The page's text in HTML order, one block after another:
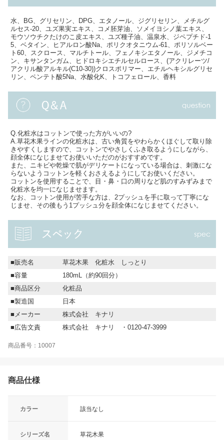
水、BG、グリセリン、DPG、エタノール、ジグリセリン、メチルグ
ルセス-20、ユズ果実エキス、コメ胚芽油、ソメイヨシノ葉エキス、
モウソウチクたけのこ皮エキス、ユズ種子油、温泉水、ジペプチド-1
5、ベタイン、ヒアルロン酸Na、ポリクオタニウム-61、ポリソルベー
ト60、スクロース、マルチトール、フェノキシエタノール、ジメチコ
ン、キサンタンガム、ヒドロキシエチルセルロース、(アクリレーツ/
アクリル酸アルキル(C10-30))クロスポリマー、エチルヘキシルグリセ
リン、ペンテト酸5Na、水酸化K、トコフェロール、香料
Q.化粧水はコットンで使った方がいいの?
A.草花木果ラインの化粧水は、古い角質をやわらかくほぐして取り除
きやすくしますので、コットンでやさしくふき取るようにしながら、
顔全体になじませてお使いいただのがおすすめです。
また、ニキビや乾燥で肌がデリケートになっている場合は、刺激にな
らないようコットンを軽くおさえるようにしてお使いください。
コットンを使用することで、目・鼻・口の周りなど肌のすみずみまで
化粧水を均一になじませます。
なお、コットン使用が苦手な方は、2プッシュを手に取って丁寧にな
じませ、その後もう1プッシュ分を顔全体になじませてください。
■販売名
草花木果 化粧水 しっとり
■容量
180mL（約90回分）
■商品区分
化粧品
■製造国
日本
■メーカー
株式会社 キナリ
■広告文責
株式会社 キナリ ・0120-47-3999
商品番号：10007
商品仕様
カラー 該当なし
シリーズ名 草花木果